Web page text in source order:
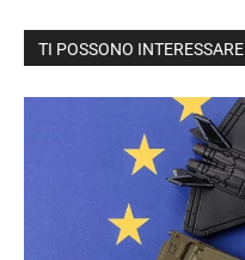
TI POSSONO INTERESSARE